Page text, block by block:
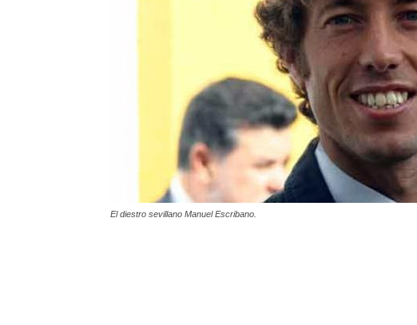
El diestro sevillano Manuel Escribano.